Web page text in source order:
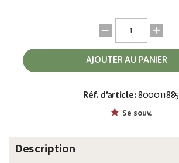
AJOUTER AU PANIER
Réf. d’article: 800011885
Se souv.
Description